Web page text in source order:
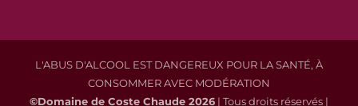
L'ABUS D'ALCOOL EST DANGEREUX POUR LA SANTÉ, À
CONSOMMER AVEC MODÉRATION
©Domaine de Coste Chaude 2026 | Tous droits réservés |